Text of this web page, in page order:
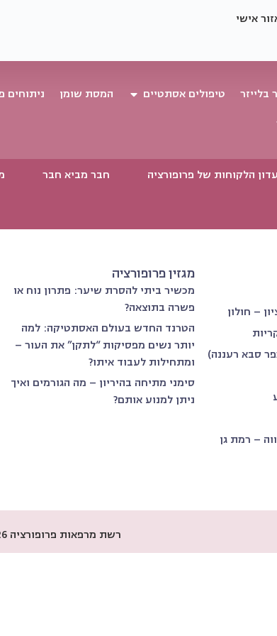
אישי
טיפולים אסתטיים המסת שומן ניתוחים
הלקוחות של פרופורציה חבר מביא חבר
– חולון
סבא רעננה)
– רמת גן
מגזין פרופורציה
מכשיר ביתי להסרת שיער: פתרון נוח או
פשרה בתוצאה?
הטרנד החדש בעולם האסתטיקה: למה
יותר נשים מפסיקות “לתקן” את העור –
ומתחילות לעבוד איתו?
סימני מתיחה בהיריון – מה הגורמים ואיך
ניתן למנוע אותם?
רשת מרפאות פרופורציה 2026 © כל הזכויות שמורות